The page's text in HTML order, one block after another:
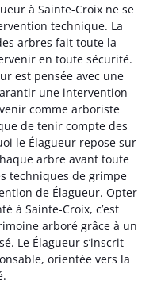
à Sainte-Croix ne se
technique. La
arbres fait toute la
en toute sécurité.
est pensée avec une
une intervention
comme arboriste
de tenir compte des
le Élagueur repose sur
arbre avant toute
techniques de grimpe
de Élagueur. Opter
à Sainte-Croix, c’est
arboré grâce à un
Le Élagueur s’inscrit
orientée vers la